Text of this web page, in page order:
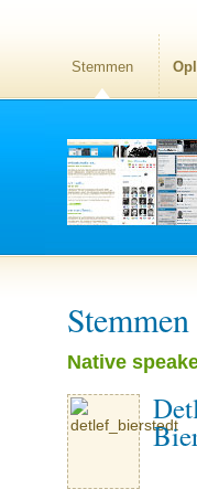
Stemmen
Stemmen
Native